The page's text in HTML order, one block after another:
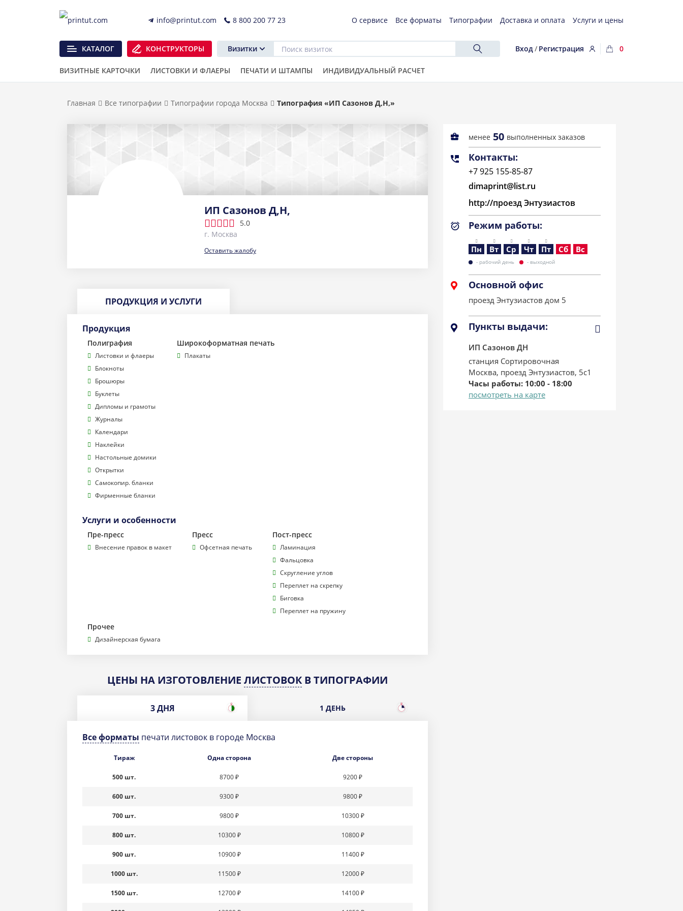
info@printut.com 8 800 200 77 23 О сервисе Все форматы Типографии Доставка и оплата Услуги и цены
КАТАЛОГ КОНСТРУКТОРЫ Визитки Вход/ Регистрация 0
ВИЗИТНЫЕ КАРТОЧКИ ЛИСТОВКИ И ФЛАЕРЫ ПЕЧАТИ И ШТАМПЫ ИНДИВИДУАЛЬНЫЙ РАСЧЕТ
Главная Все типографии Типографии города Москва Типография «ИП Сазонов Д,Н,»
ИП Сазонов Д,Н,
5.0
г. Москва
Оставить жалобу
ПРОДУКЦИЯ И УСЛУГИ
Продукция
Полиграфия
Листовки и флаеры
Блокноты
Брошюры
Буклеты
Дипломы и грамоты
Журналы
Календари
Наклейки
Настольные домики
Открытки
Самокопир. бланки
Фирменные бланки
Широкоформатная печать
Плакаты
Услуги и особенности
Пре-пресс
Внесение правок в макет
Пресс
Офсетная печать
Пост-пресс
Ламинация
Фальцовка
Скругление углов
Переплет на скрепку
Биговка
Переплет на пружину
Прочее
Дизайнерская бумага
ЦЕНЫ НА ИЗГОТОВЛЕНИЕ ЛИСТОВОКВ ТИПОГРАФИИ
3 ДНЯ 1 ДЕНЬ
Все форматы печати листовок в городе Москва
Тираж Одна сторона Две стороны
500 шт. 8700 ₽ 9200 ₽
600 шт. 9300 ₽ 9800 ₽
700 шт. 9800 ₽ 10300 ₽
800 шт. 10300 ₽ 10800 ₽
900 шт. 10900 ₽ 11400 ₽
1000 шт. 11500 ₽ 12000 ₽
1500 шт. 12700 ₽ 14100 ₽
менее 50 выполненных заказов
Контакты:
+7 925 155-85-87
dimaprint@list.ru
http://проезд Энтузиастов
Режим работы:
Пн Вт Ср Чт Пт Сб Вс
- рабочий день - выходной
Основной офис
проезд Энтузиастов дом 5
Пункты выдачи:
ИП Сазонов ДН
станция Сортировочная
Москва, проезд Энтузиастов, 5с1
Часы работы: 10:00 - 18:00
посмотреть на карте